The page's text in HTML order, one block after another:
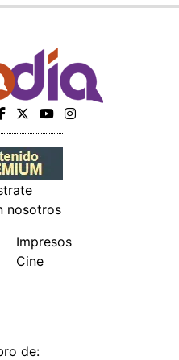
nosotros
Impresos
Cine
de: